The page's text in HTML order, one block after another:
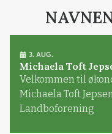
3. AUG.
Michaela Toft
Velkommen til
Michaela Toft
Landboforening